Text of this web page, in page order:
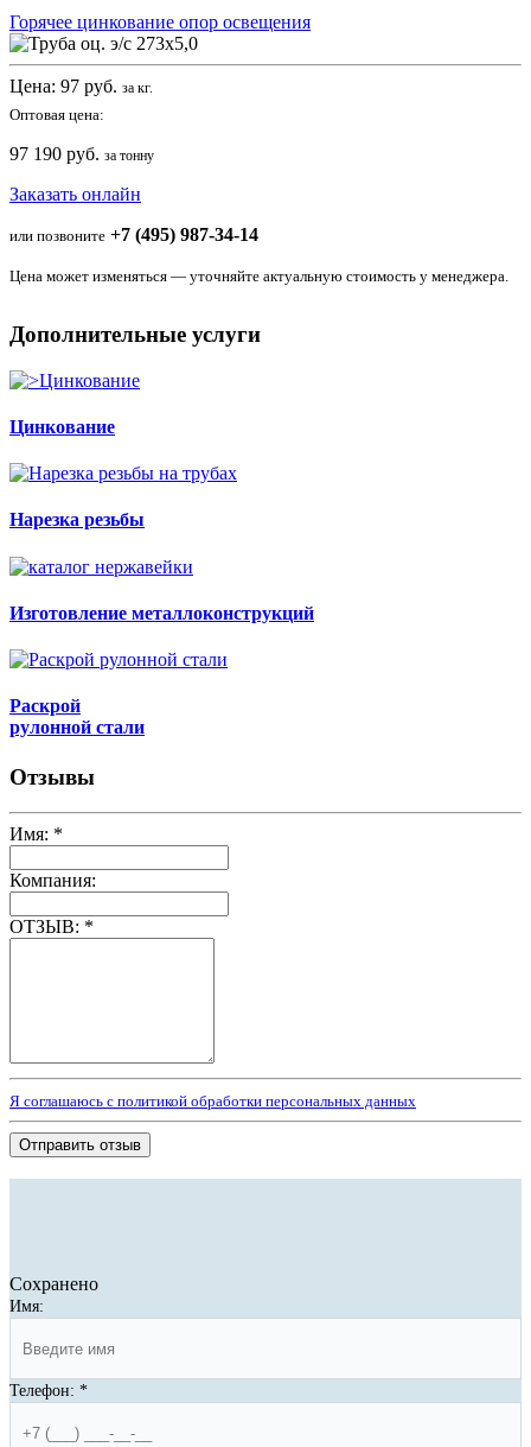
Горячее цинкование опор освещения
Цена: 97 руб. за кг.
Оптовая цена:
97 190 руб. за тонну
Заказать онлайн
или позвоните +7 (495) 987-34-14
Цена может изменяться — уточняйте актуальную стоимость у менеджера.
Дополнительные услуги
Цинкование
Нарезка резьбы
Изготовление металлоконструкций
Раскрой
рулонной стали
Отзывы
Имя: *
Компания:
ОТЗЫВ: *
Я соглашаюсь с политикой обработки персональных данных
Отправить отзыв
Сохранено
Имя:
Телефон: *